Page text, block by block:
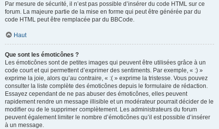
Par mesure de sécurité, il n’est pas possible d’insérer du code HTML sur ce
forum. La majeure partie de la mise en forme qui peut être générée par du
code HTML peut être remplacée par du BBCode.
Haut
Que sont les émoticônes ?
Les émoticônes sont de petites images qui peuvent être utilisées grâce à un
code court et qui permettent d’exprimer des sentiments. Par exemple, « :) »
exprime la joie, alors qu’au contraire, « :( » exprime la tristesse. Vous pouvez
consulter la liste complète des émoticônes depuis le formulaire de rédaction.
Essayez cependant de ne pas abuser des émoticônes, elles peuvent
rapidement rendre un message illisible et un modérateur pourrait décider de le
modifier ou de le supprimer complètement. Les administrateurs du forum
peuvent également limiter le nombre d’émoticônes qu’il est possible d’insérer
à un message.